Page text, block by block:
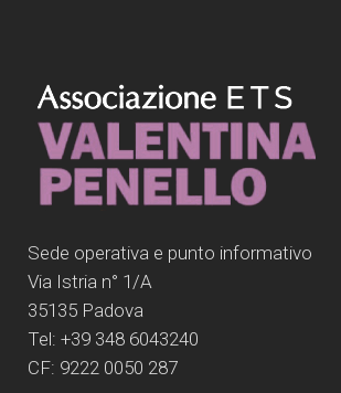
Sede operativa e punto informativo
Via Istria n° 1/A
35135 Padova
Tel: +39 348 6043240
CF: 9222 0050 287